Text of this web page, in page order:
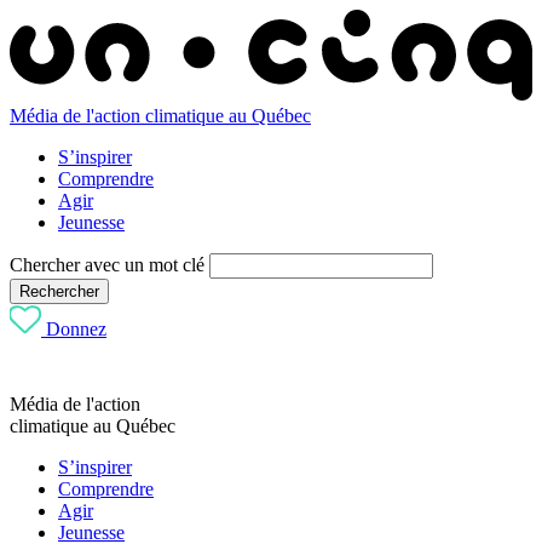
Média de l'action climatique au Québec
S’inspirer
Comprendre
Agir
Jeunesse
Chercher avec un mot clé
Rechercher
Donnez
Média de l'action
climatique au Québec
S’inspirer
Comprendre
Agir
Jeunesse